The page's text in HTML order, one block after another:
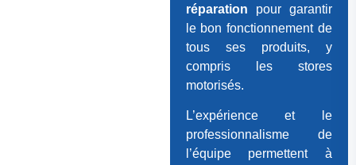
réparation pour garantir
le bon fonctionnement de
tous ses produits, y
compris les stores
motorisés.
L’expérience et le
professionnalisme de
l’équipe permettent à